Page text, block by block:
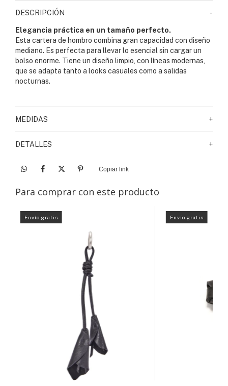
DESCRIPCIÓN -
Elegancia práctica en un tamaño perfecto.
Esta cartera de hombro combina gran capacidad con diseño
mediano. Es perfecta para llevar lo esencial sin cargar un
bolso enorme. Tiene un diseño limpio, con líneas modernas,
que se adapta tanto a looks casuales como a salidas
nocturnas.
MEDIDAS +
DETALLES +
Copiar link
Para comprar con este producto
Envío gratis Envío gratis